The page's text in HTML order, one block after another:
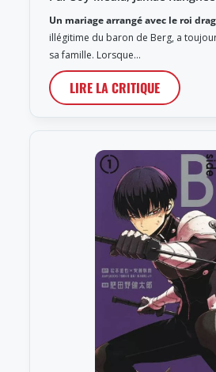
Un mariage arrangé avec le roi
illégitime du baron de Berg, a
sa famille. Lorsque…
LIRE LA CRITIQUE